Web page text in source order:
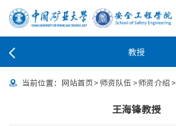
教授
当前位置： 网站首页> 师资队伍 >师资介绍 >
王海锋教授